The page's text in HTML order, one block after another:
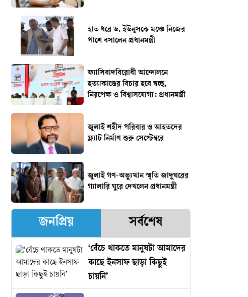
হাত ধরে ড. ইউনূসকে মঞ্চে নিজের
পাশে বসালেন প্রধানমন্ত্রী
ফ্যাসিবাদবিরোধী আন্দোলনে
হত্যাকাণ্ডের বিচার হবে স্বচ্ছ,
নিরপেক্ষ ও বিশ্বাসযোগ্য: প্রধানমন্ত্রী
জুলাই শহীদ পরিবার ও আহতদের
ফ্ল্যাট নির্মাণ শুরু সেপ্টেম্বরে
জুলাই গণ-অভ্যুত্থান স্মৃতি জাদুঘরের
গ্যালারি ঘুরে দেখলেন প্রধানমন্ত্রী
জনপ্রিয় সর্বশেষ
‘বেঁচে থাকতে মানুষটা আমাদের
কাছে ইনসাফ ছাড়া কিছুই
চায়নি’